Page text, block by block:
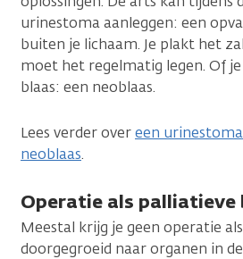
urinestoma aanleggen: een
buiten je lichaam. Je plakt het
moet het regelmatig legen. Of
blaas: een neoblaas.
Lees verder overeen urinestoma
neoblaas.
Operatie als palliatieve
Meestal krijg je geen operatie
doorgegroeid naar organen in